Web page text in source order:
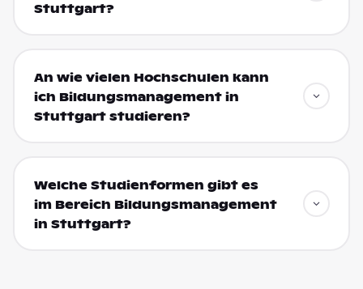
Stuttgart?
An wie vielen Hochschulen kann
ich Bildungsmanagement in
Stuttgart studieren?
Welche Studienformen gibt es
im Bereich Bildungsmanagement
in Stuttgart?